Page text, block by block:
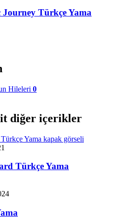
Türkçe Yama
Hileleri 0
diğer içerikler
Türkçe Yama